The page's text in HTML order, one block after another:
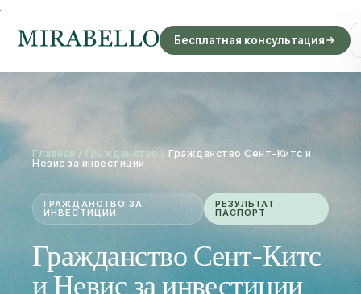
Бесплатная консультация
Гражданство /Гражданство Сент-Китс и
Невис за инвестиции
ГРАЖДАНСТВО ЗА
ИНВЕСТИЦИИ
РЕЗУЛЬТАТ ·
ПАСПОРТ
Гражданство Сент-Китс
и Невис за инвестиции